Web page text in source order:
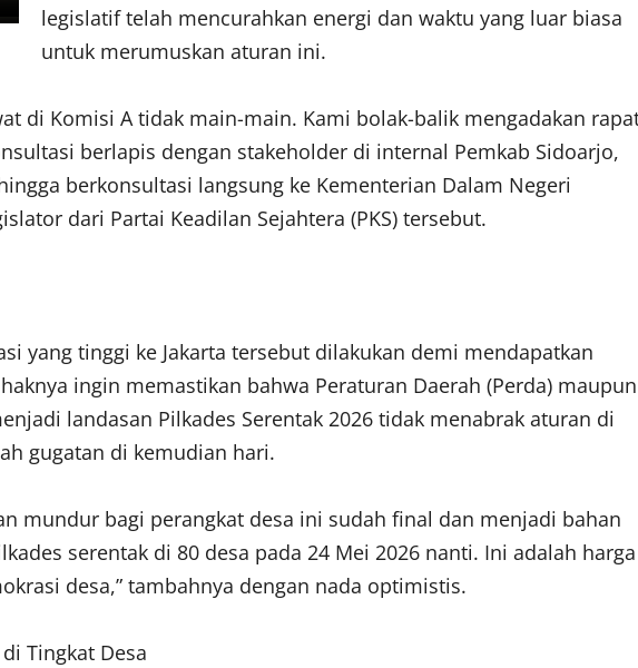
legislatif telah mencurahkan energi dan waktu yang luar biasa
untuk merumuskan aturan ini.
di Komisi A tidak main-main. Kami bolak-balik mengadakan
berlapis dengan stakeholder di internal Pemkab Sidoarjo,
berkonsultasi langsung ke Kementerian Dalam Negeri
dari Partai Keadilan Sejahtera (PKS) tersebut.
yang tinggi ke Jakarta tersebut dilakukan demi mendapatkan
ingin memastikan bahwa Peraturan Daerah (Perda) maupun
landasan Pilkades Serentak 2026 tidak menabrak aturan di
gugatan di kemudian hari.
mundur bagi perangkat desa ini sudah final dan menjadi bahan
serentak di 80 desa pada 24 Mei 2026 nanti. Ini adalah harga
desa,” tambahnya dengan nada optimistis.
Tingkat Desa